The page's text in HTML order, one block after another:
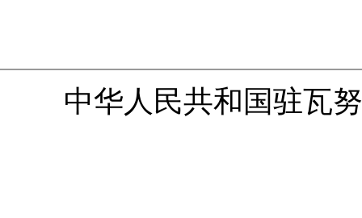
中华人民共和国驻瓦